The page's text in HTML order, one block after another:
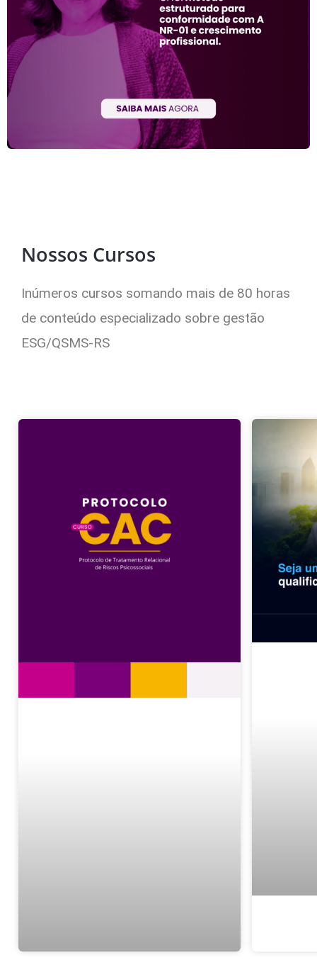
Nossos Cursos
Inúmeros cursos somando mais de 80 horas
de conteúdo especializado sobre gestão
ESG/QSMS-RS